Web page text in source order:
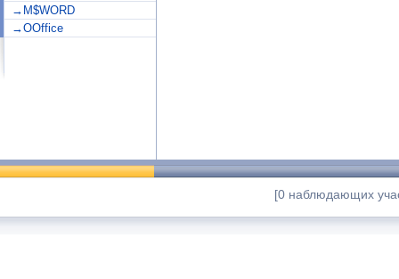
→M$WORD
→OOffice
[0 наблюдающих